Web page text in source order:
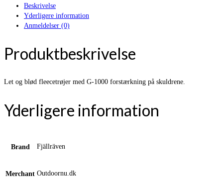
Beskrivelse
Yderligere information
Anmeldelser (0)
Produktbeskrivelse
Let og blød fleecetrøjer med G-1000 forstærkning på skuldrene.
Yderligere information
Brand Fjällräven
Merchant Outdoornu.dk